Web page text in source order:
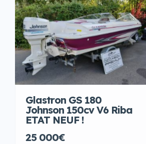
Glastron GS 180
Johnson 150cv V6 Riba
ETAT NEUF !
25 000€